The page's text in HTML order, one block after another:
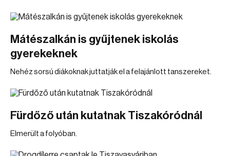
Mátészalkán is gyűjtenek iskolás
gyerekeknek
Nehéz sorsú diákoknak juttatják el a felajánlott tanszereket.
Fürdőző után kutatnak Tiszakóródnál
Elmerült a folyóban.